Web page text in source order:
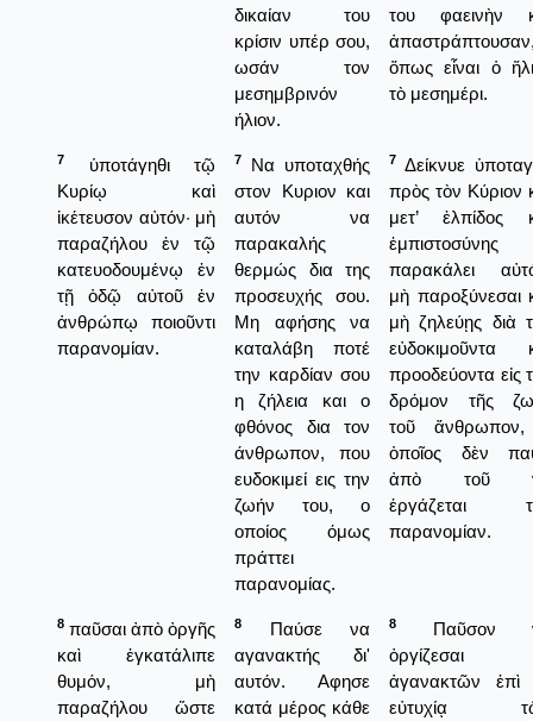
δικαίαν του
κρίσιν υπέρ σου,
ωσάν τον
μεσημβρινόν
ήλιον.
του φαεινὴν
ὅπως εἶναι ὁ
τὸ μεσημέρι.
7
ὑποτάγηθι τῷ
Κυρίῳ καὶ
ἱκέτευσον αὐτόν· μὴ
παραζήλου ἐν τῷ
κατευοδουμένῳ ἐν
τῇ ὁδῷ αὐτοῦ ἐν
ἀνθρώπῳ ποιοῦντι
παρανομίαν.
7
Να υποταχθής
στον Κυριον και
αυτόν να
παρακαλής
θερμώς δια της
προσευχής σου.
Μη αφήσης να
καταλάβη ποτέ
την καρδίαν σου
η ζήλεια και ο
φθόνος δια τον
άνθρωπον, που
ευδοκιμεί εις την
ζωήν του, ο
οποίος όμως
πράττει
παρανομίας.
7 Δείκνυε
πρὸς τὸν Κύριον
μετ’ ἐλπίδος
ἐμπιστοσύνης
παρακάλει
μὴ παροξύνεσαι
μὴ ζηλεύῃς διὰ
εὐδοκιμοῦντα
προοδεύοντα εἰς
δρόμον τῆς
τοῦ
ὁποῖος δὲν
ἀπὸ τοῦ
ἐργάζεται
παρανομίαν.
8 παῦσαι ἀπὸ ὀργῆς
καὶ ἐγκατάλιπε
θυμόν, μὴ
παραζήλου ὥστε
8
Παύσε να
αγανακτής δι'
αυτόν. Αφησε
κατά μέρος κάθε
8
Παῦσον
ὀργίζεσαι
ἀγανακτῶν ἐπὶ
εὐτυχίᾳ